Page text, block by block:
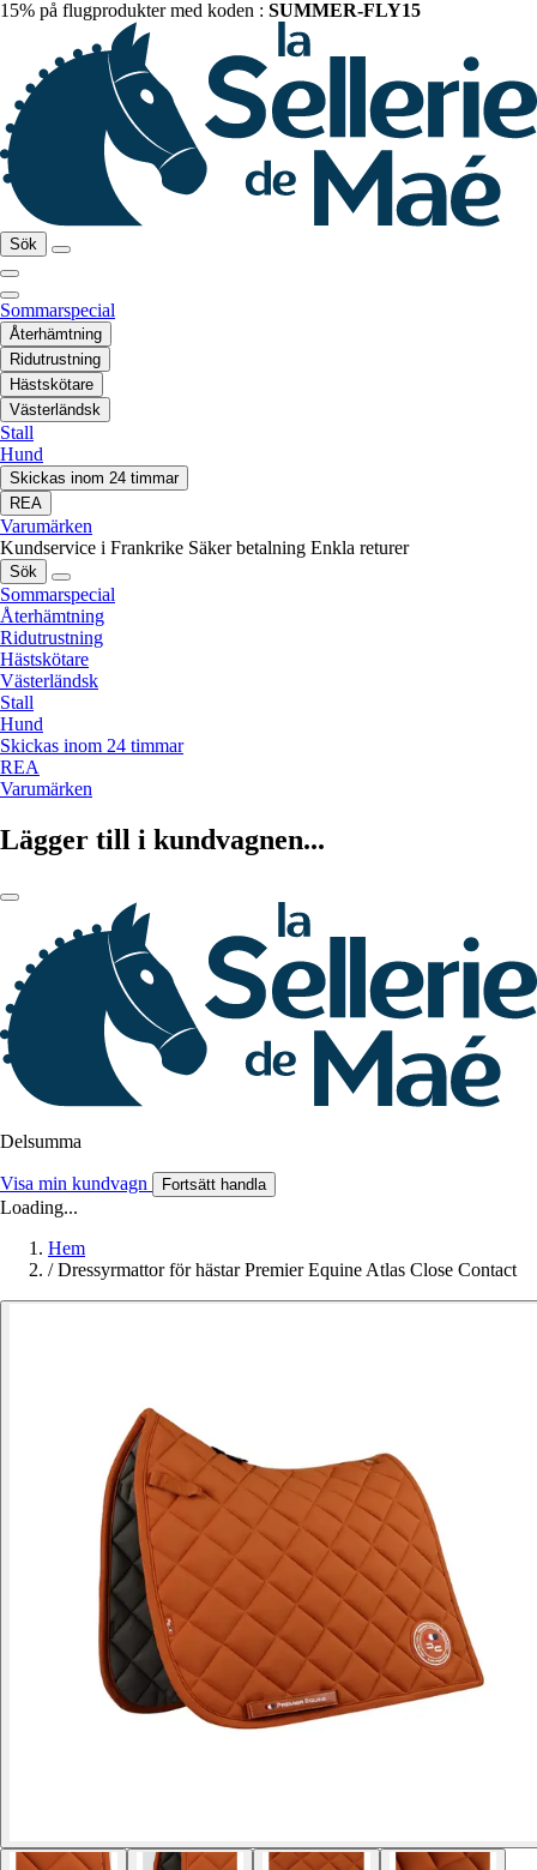
15% på flugprodukter med koden : SUMMER-FLY15
Sök
Sommarspecial
Återhämtning
Ridutrustning
Hästskötare
Västerländsk
Stall
Hund
Skickas inom 24 timmar
REA
Varumärken
Kundservice i Frankrike Säker betalning Enkla returer
Sök
Sommarspecial
Återhämtning
Ridutrustning
Hästskötare
Västerländsk
Stall
Hund
Skickas inom 24 timmar
REA
Varumärken
Lägger till i kundvagnen...
Delsumma
Visa min kundvagn Fortsätt handla
Loading...
Hem
/ Dressyrmattor för hästar Premier Equine Atlas Close Contact